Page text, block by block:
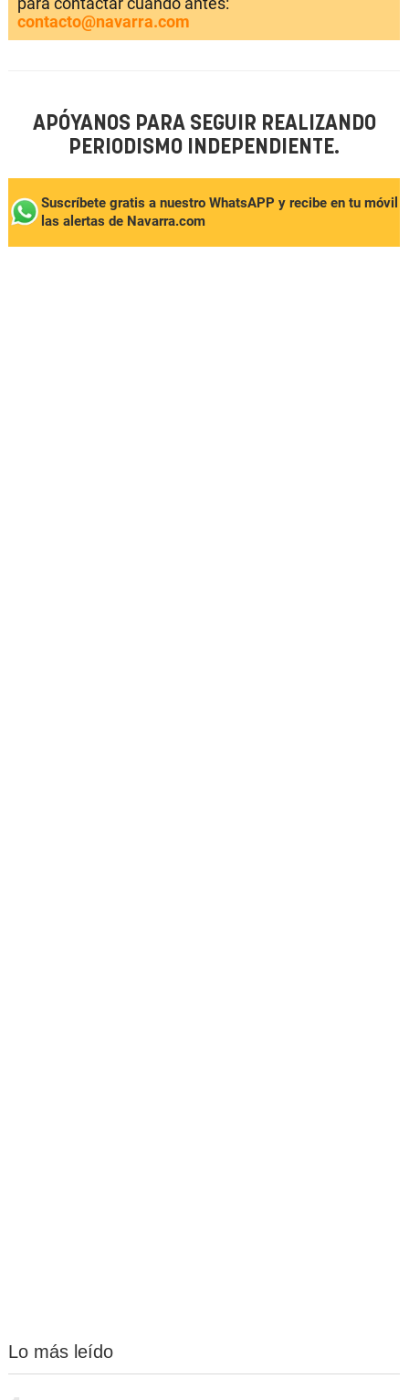
contacto@navarra.com
APÓYANOS PARA SEGUIR REALIZANDO
PERIODISMO INDEPENDIENTE.
Suscríbete gratis a nuestro WhatsAPP y recibe en tu móvil
las alertas de Navarra.com
Lo más leído